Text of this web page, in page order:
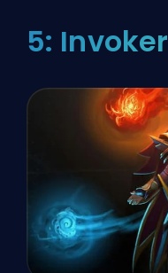
5: Invoker